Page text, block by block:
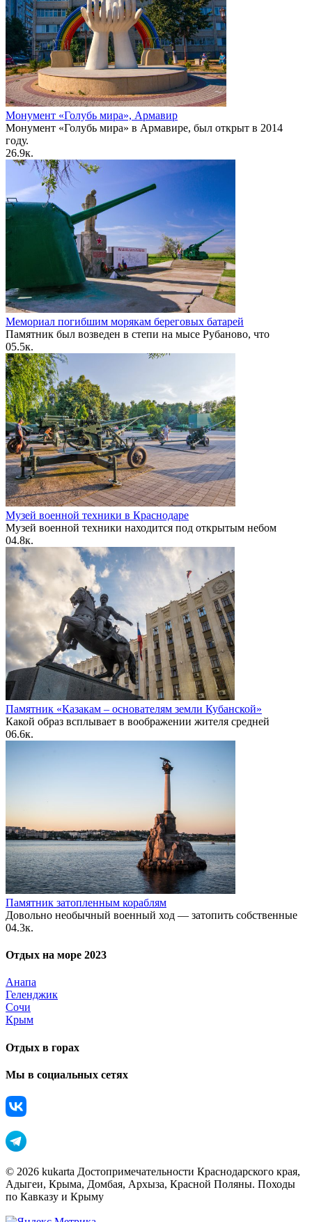
Монумент «Голубь мира», Армавир
Монумент «Голубь мира» в Армавире, был открыт в 2014
году.
26.9к.
Мемориал погибшим морякам береговых батарей
Памятник был возведен в степи на мысе Рубаново, что
05.5к.
Музей военной техники в Краснодаре
Музей военной техники находится под открытым небом
04.8к.
Памятник «Казакам – основателям земли Кубанской»
Какой образ всплывает в воображении жителя средней
06.6к.
Памятник затопленным кораблям
Довольно необычный военный ход — затопить собственные
04.3к.
Отдых на море 2023
Анапа
Геленджик
Сочи
Крым
Отдых в горах
Мы в социальных сетях
© 2026 kukarta Достопримечательности Краснодарского края,
Адыгеи, Крыма, Домбая, Архыза, Красной Поляны. Походы
по Кавказу и Крыму